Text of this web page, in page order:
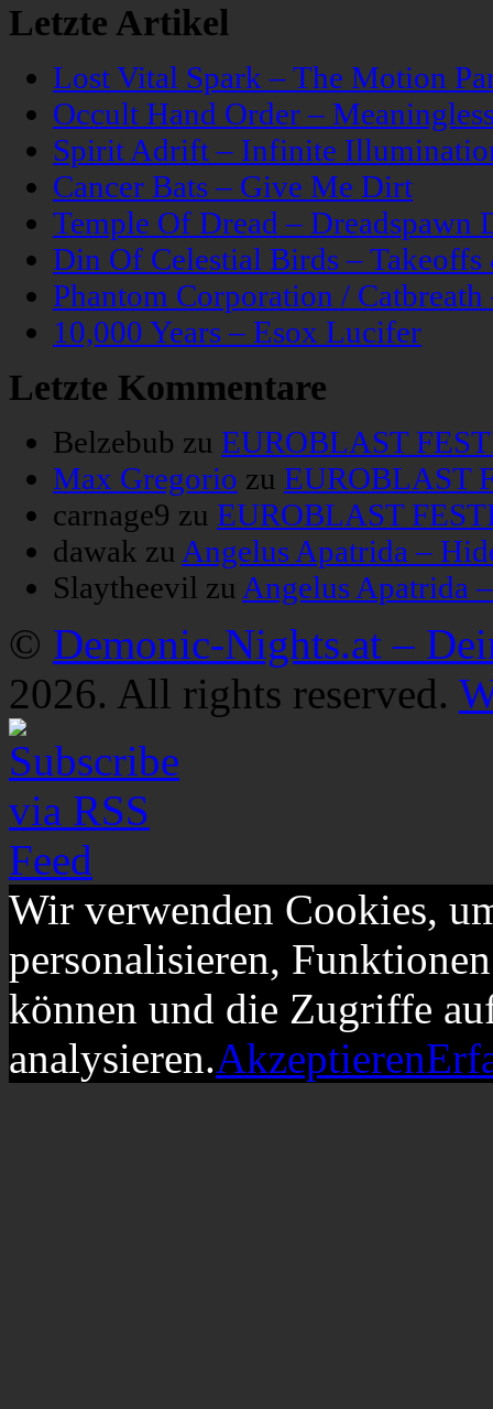
Letzte Artikel
Lost Vital Spark – The Motion
Occult Hand Order –
Spirit Adrift – Infinite
Cancer Bats – Give Me Dirt
Temple Of Dread – Dreadspawn
Din Of Celestial Birds –
Phantom Corporation /
10,000 Years – Esox Lucifer
Letzte Kommentare
Belzebub zu EUROBLAST
Max Gregorio zu EUROBLAST
carnage9 zu EUROBLAST
dawak zu Angelus Apatrida –
Slaytheevil zu Angelus Apatrida
© Demonic-Nights.at –
2026. All rights reserved.
Wir verwenden Cookies,
personalisieren,
können und die Zugriffe
analysieren.Akzeptieren